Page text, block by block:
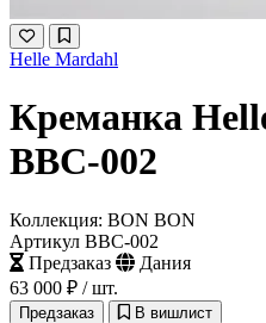
Helle Mardahl
Креманка
BBC-002
Коллекция: BON BON
Артикул BBC-002
Предзаказ
Дания
63 000 ₽ / шт.
Предзаказ В вишлист